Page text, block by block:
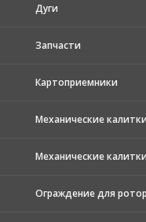
Дуги
Запчасти
Картоприемники
Механические калитки
Механические
Ограждение для